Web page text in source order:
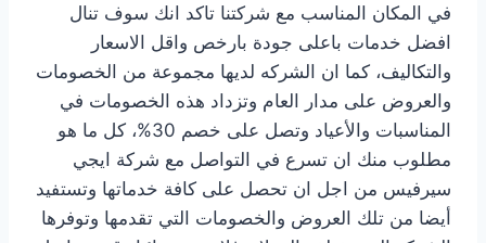
في المكان المناسب مع شركتنا تاكد انك سوف تنال
افضل خدمات باعلى جودة بارخص واقل الاسعار
والتكاليف، كما ان الشركه لديها مجموعة من الخصومات
والعروض على مدار العام وتزداد هذه الخصومات في
المناسبات والأعياد وتصل على خصم 30%، كل ما هو
مطلوب منك ان تسرع في التواصل مع شركة ايجي
سيرفيس من اجل ان تحصل على كافة خدماتها وتستفيد
أيضا من تلك العروض والخصومات التي تقدمها وتوفرها